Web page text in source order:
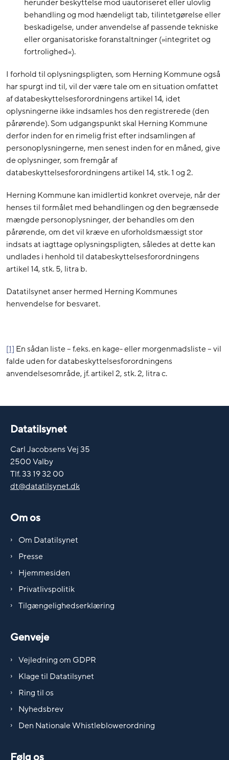
herunder beskyttelse mod uautoriseret eller ulovlig
behandling og mod hændeligt tab, tilintetgørelse eller
beskadigelse, under anvendelse af passende tekniske
eller organisatoriske foranstaltninger (»integritet og
fortrolighed«).
I forhold til oplysningspligten, som Herning Kommune også
har spurgt ind til, vil der være tale om en situation omfattet
af databeskyttelsesforordningens artikel 14, idet
oplysningerne ikke indsamles hos den registrerede (den
pårørende). Som udgangspunkt skal Herning Kommune
derfor inden for en rimelig frist efter indsamlingen af
personoplysningerne, men senest inden for en måned, give
de oplysninger, som fremgår af
databeskyttelsesforordningens artikel 14, stk. 1 og 2.
Herning Kommune kan imidlertid konkret overveje, når der
henses til formålet med behandlingen og den begrænsede
mængde personoplysninger, der behandles om den
pårørende, om det vil kræve en uforholdsmæssigt stor
indsats at iagttage oplysningspligten, således at dette kan
undlades i henhold til databeskyttelsesforordningens
artikel 14, stk. 5, litra b.
Datatilsynet anser hermed Herning Kommunes
henvendelse for besvaret.
[1] En sådan liste – f.eks. en kage- eller morgenmadsliste – vil
falde uden for databeskyttelsesforordningens
anvendelsesområde, jf. artikel 2, stk. 2, litra c.
Datatilsynet
Carl Jacobsens Vej 35
2500 Valby
Tlf. 33 19 32 00
dt@datatilsynet.dk
Om os
Om Datatilsynet
Presse
Hjemmesiden
Privatlivspolitik
Tilgængelighedserklæring
Genveje
Vejledning om GDPR
Klage til Datatilsynet
Ring til os
Nyhedsbrev
Den Nationale Whistleblowerordning
Følg os